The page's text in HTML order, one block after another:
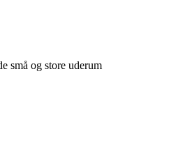
små og store uderum